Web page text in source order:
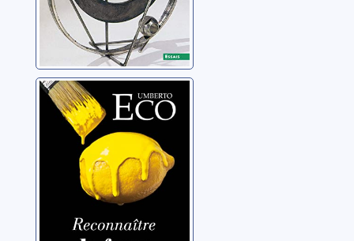
Reconnaître le
faux: dire le faux,
mentir, falsifier
Eco, Umberto